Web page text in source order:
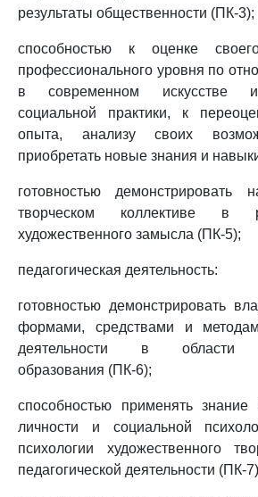
результаты общественности (ПК-3);
способностью к оценке
профессионального уровня по
в современном искусстве
социальной практики, к
опыта, анализу своих
приобретать новые знания и
готовностью
творческом коллективе в
художественного замысла (ПК-5);
педагогическая деятельность:
готовностью демонстрировать
формами, средствами и
деятельности в области
образования (ПК-6);
способностью применять знание
личности и социальной
психологии художественного
педагогической деятельности (ПК-